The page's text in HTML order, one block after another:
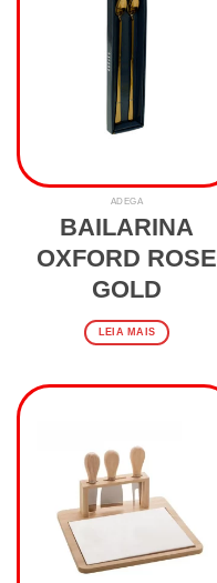
ADEGA
BAILARINA
OXFORD ROSE
GOLD
LEIA MAIS